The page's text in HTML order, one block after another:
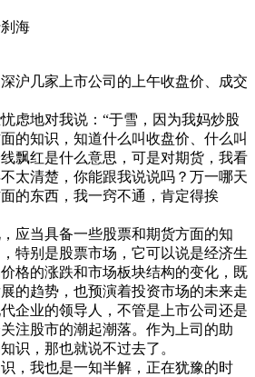
海
沪几家上市公司的上午收盘价、成交
虑地对我说：“于雪，因为我妈炒股
的知识，知道什么叫收盘价、什么叫
飘红是什么意思，可是对期货，我看
太清楚，你能跟我说说吗？万一哪天
的东西，我一窍不通，肯定得挨
应当具备一些股票和期货方面的知
特别是股票市场，它可以说是经济生
格的涨跌和市场板块结构的变化，既
的趋势，也预演着投资市场的未来走
企业的领导人，不管是上市公司还是
注股市的潮起潮落。作为上司的助
识，那也就说不过去了。
，我也是一知半解，正在犹豫的时